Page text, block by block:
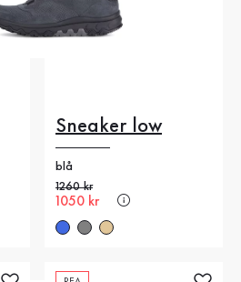
Sneaker low
blå
Gammalt pris
1260 kr
Nytt pris
1050 kr